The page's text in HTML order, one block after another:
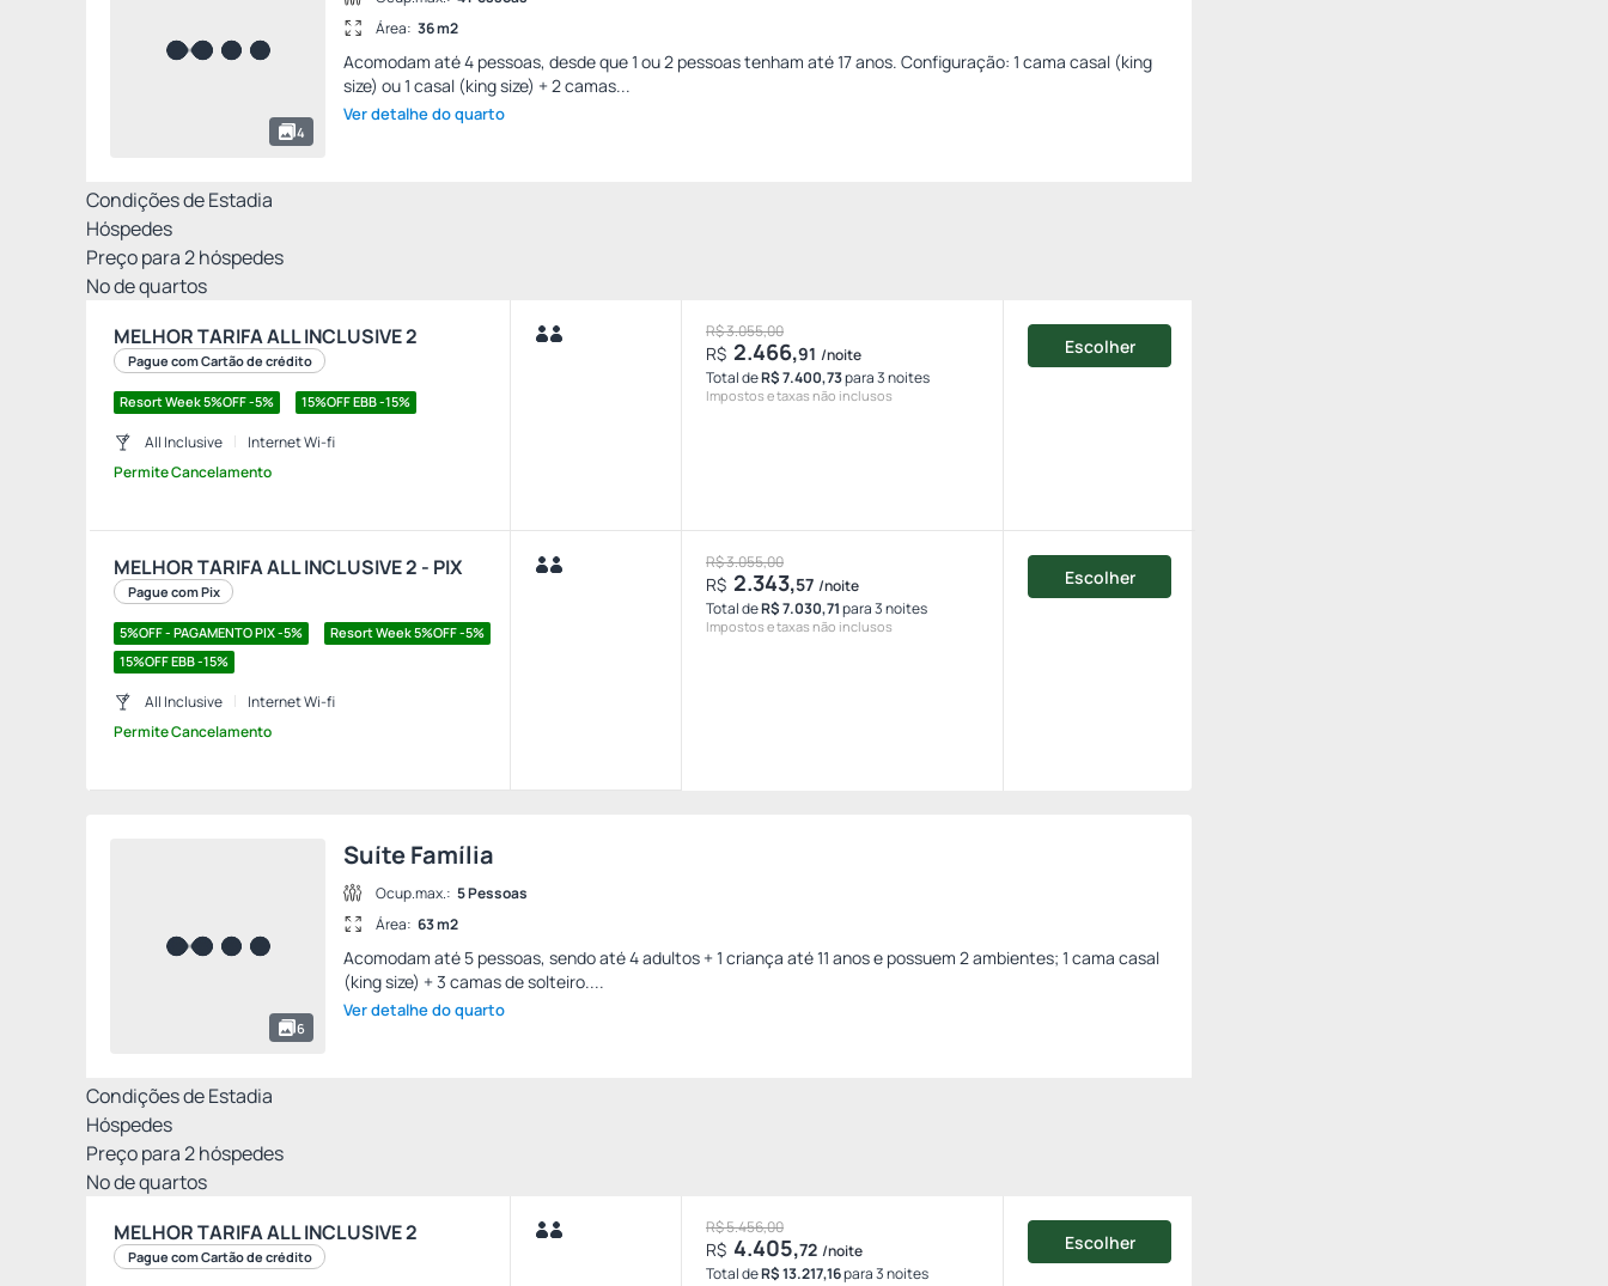
4
Área: 36 m2
Acomodam até 4 pessoas, desde que 1 ou 2 pessoas tenham até 17 anos. Configuração: 1 cama casal (king
size) ou 1 casal (king size) + 2 camas...
Ver detalhe do quarto
Condições de Estadia
Hóspedes
Preço para2hóspedes
Nº de quartos
MELHOR TARIFA ALL INCLUSIVE 2
Pague com Cartão de crédito
Resort Week 5%OFF -5% 15%OFF EBB -15%
All Inclusive
Internet Wi-fi
Permite Cancelamento
R$ 3.055,00
R$ 2.466,91 /noite
Total deR$ 7.400,73para 3 noites
Impostos e taxas não inclusos
Escolher
MELHOR TARIFA ALL INCLUSIVE 2 - PIX
Pague com Pix
5%OFF - PAGAMENTO PIX -5%
Resort Week 5%OFF -5%
15%OFF EBB -15%
All Inclusive
Internet Wi-fi
Permite Cancelamento
R$ 3.055,00
R$ 2.343,57 /noite
Total deR$ 7.030,71para 3 noites
Impostos e taxas não inclusos
Escolher
6
Suíte Família
Ocup.max.: 5 Pessoas
Área: 63 m2
Acomodam até 5 pessoas, sendo até 4 adultos + 1 criança até 11 anos e possuem 2 ambientes; 1 cama casal
(king size) + 3 camas de solteiro....
Ver detalhe do quarto
Condições de Estadia
Hóspedes
Preço para2hóspedes
Nº de quartos
MELHOR TARIFA ALL INCLUSIVE 2
Pague com Cartão de crédito
R$ 5.456,00
R$ 4.405,72 /noite
Total deR$ 13.217,16para 3 noites
Escolher